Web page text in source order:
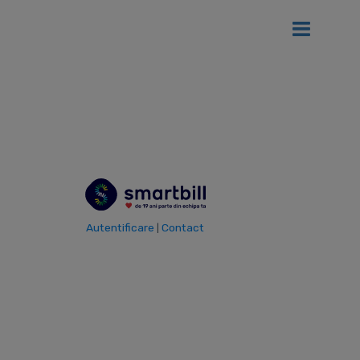
Autentificare |Contact